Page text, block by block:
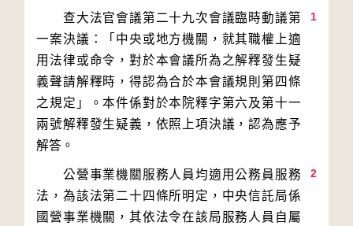
1
查大法官會議第二十九次會議臨時動議第
一案決議：「中央或地方機關，就其職權上適
用法律或命令，對於本會議所為之解釋發生疑
義聲請解釋時，得認為合於本會議規則第四條
之規定」。本件係對於本院釋字第六及第十一
兩號解釋發生疑義，依照上項決議，認為應予
2
公營事業機關服務人員均適用公務員服務
法，為該法第二十四條所明定，中央信託局係
國營事業機關，其依法令在該局服務人員自屬